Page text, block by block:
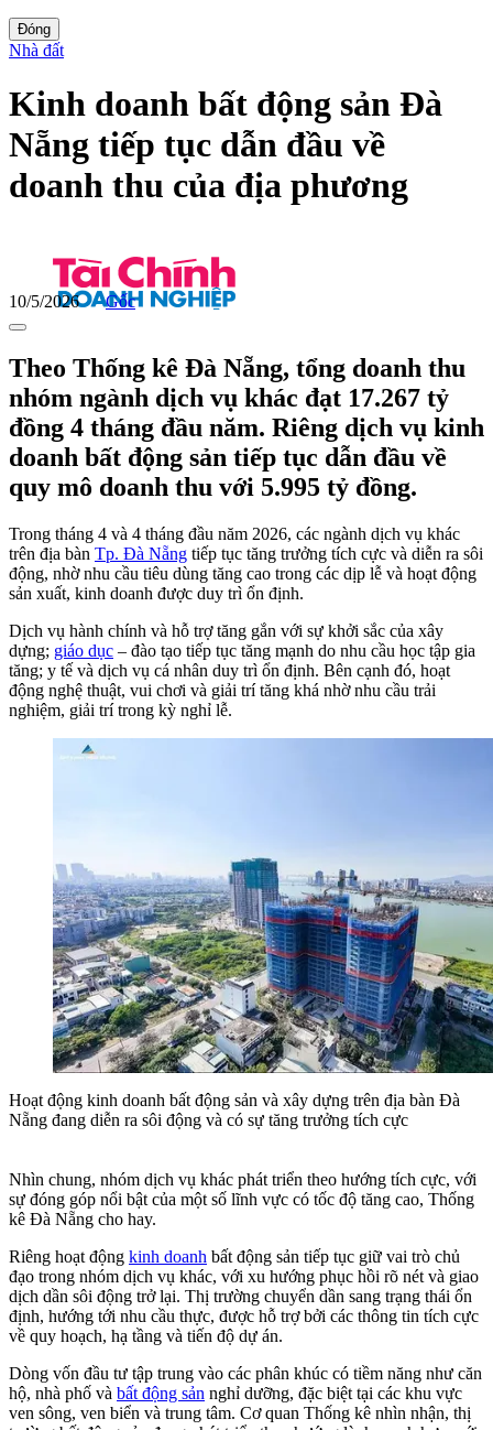
Đóng
Nhà đất
Kinh doanh bất động sản Đà
Nẵng tiếp tục dẫn đầu về
doanh thu của địa phương
10/5/2026 Gốc
Theo Thống kê Đà Nẵng, tổng doanh thu
nhóm ngành dịch vụ khác đạt 17.267 tỷ
đồng 4 tháng đầu năm. Riêng dịch vụ kinh
doanh bất động sản tiếp tục dẫn đầu về
quy mô doanh thu với 5.995 tỷ đồng.
Trong tháng 4 và 4 tháng đầu năm 2026, các ngành dịch vụ khác
trên địa bàn Tp. Đà Nẵng tiếp tục tăng trưởng tích cực và diễn ra sôi
động, nhờ nhu cầu tiêu dùng tăng cao trong các dịp lễ và hoạt động
sản xuất, kinh doanh được duy trì ổn định.
Dịch vụ hành chính và hỗ trợ tăng gắn với sự khởi sắc của xây
dựng; giáo dục – đào tạo tiếp tục tăng mạnh do nhu cầu học tập gia
tăng; y tế và dịch vụ cá nhân duy trì ổn định. Bên cạnh đó, hoạt
động nghệ thuật, vui chơi và giải trí tăng khá nhờ nhu cầu trải
nghiệm, giải trí trong kỳ nghỉ lễ.
Hoạt động kinh doanh bất động sản và xây dựng trên địa bàn Đà
Nẵng đang diễn ra sôi động và có sự tăng trưởng tích cực
Nhìn chung, nhóm dịch vụ khác phát triển theo hướng tích cực, với
sự đóng góp nổi bật của một số lĩnh vực có tốc độ tăng cao, Thống
kê Đà Nẵng cho hay.
Riêng hoạt động kinh doanh bất động sản tiếp tục giữ vai trò chủ
đạo trong nhóm dịch vụ khác, với xu hướng phục hồi rõ nét và giao
dịch dần sôi động trở lại. Thị trường chuyển dần sang trạng thái ổn
định, hướng tới nhu cầu thực, được hỗ trợ bởi các thông tin tích cực
về quy hoạch, hạ tầng và tiến độ dự án.
Dòng vốn đầu tư tập trung vào các phân khúc có tiềm năng như căn
hộ, nhà phố và bất động sản nghỉ dưỡng, đặc biệt tại các khu vực
ven sông, ven biển và trung tâm. Cơ quan Thống kê nhìn nhận, thị